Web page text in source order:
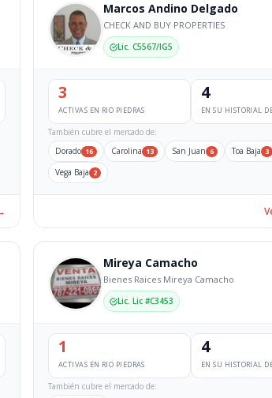
Marcos Andino Delgado
CHECK AND BUY PROPERTIES
Lic. C5567/IG5
3
ACTIVAS EN RIO PIEDRAS
4
EN SU HISTORIAL
También cubre el mercado de:
Dorado 16 Carolina 13 San Juan 6 Toa Baja 3
Vega Baja 2
Mireya Camacho
Bienes Raices Mireya Camacho
Lic. Lic #C3453
1
ACTIVAS EN RIO PIEDRAS
4
EN SU HISTORIAL
También cubre el mercado de: